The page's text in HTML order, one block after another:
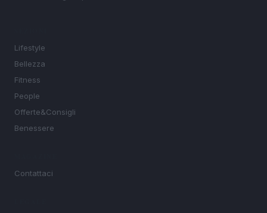
Lifestyle
Bellezza
Fitness
People
Offerte&Consigli
Benessere
Contattaci